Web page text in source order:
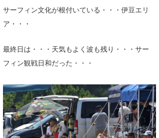
サーフィン文化が根付いている・・・伊豆エリ
ア・・・
最終日は・・・天気もよく波も残り・・・サー
フィン観戦日和だった・・・